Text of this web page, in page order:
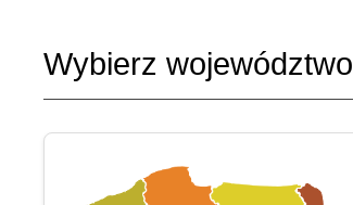
Wybierz województwo